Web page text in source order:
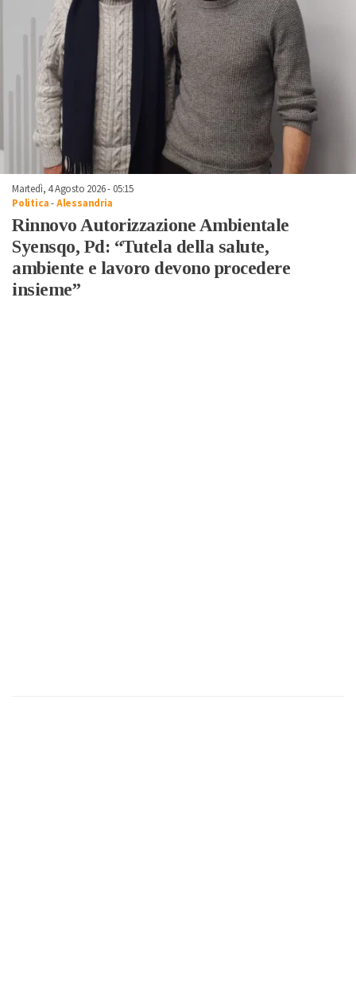
Martedì, 4 Agosto 2026 - 05:15
Politica-Alessandria
Rinnovo Autorizzazione Ambientale
Syensqo, Pd: “Tutela della salute,
ambiente e lavoro devono procedere
insieme”